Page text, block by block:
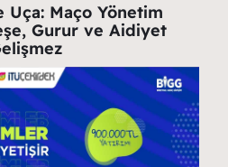
Uça: Maço Yönetim
Gurur ve Aidiyet